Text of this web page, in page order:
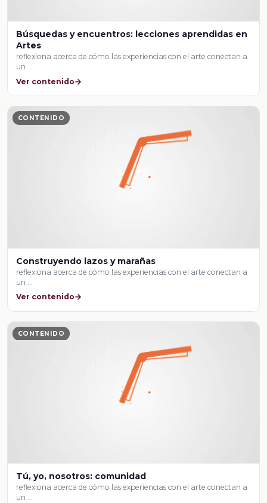
Búsquedas y encuentros: lecciones aprendidas en
Artes
reflexiona acerca de cómo las experiencias con el arte conectan a
un …
Ver contenido
CONTENIDO
Construyendo lazos y marañas
reflexiona acerca de cómo las experiencias con el arte conectan a
un …
Ver contenido
CONTENIDO
Tú, yo, nosotros: comunidad
reflexiona acerca de cómo las experiencias con el arte conectan a
un …